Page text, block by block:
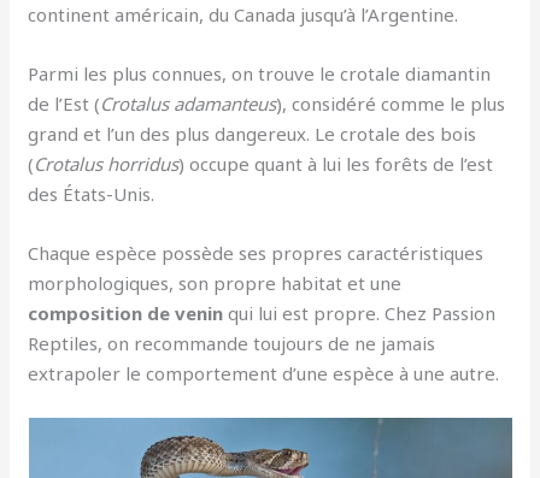
continent américain, du Canada jusqu’à l’Argentine.
Parmi les plus connues, on trouve le crotale diamantin
de l’Est (Crotalus adamanteus), considéré comme le plus
grand et l’un des plus dangereux. Le crotale des bois
(Crotalus horridus) occupe quant à lui les forêts de l’est
des États-Unis.
Chaque espèce possède ses propres caractéristiques
morphologiques, son propre habitat et une
composition de venin qui lui est propre. Chez Passion
Reptiles, on recommande toujours de ne jamais
extrapoler le comportement d’une espèce à une autre.